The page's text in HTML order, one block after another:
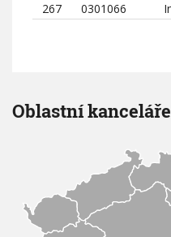
267
0301066
Oblastní kanceláře